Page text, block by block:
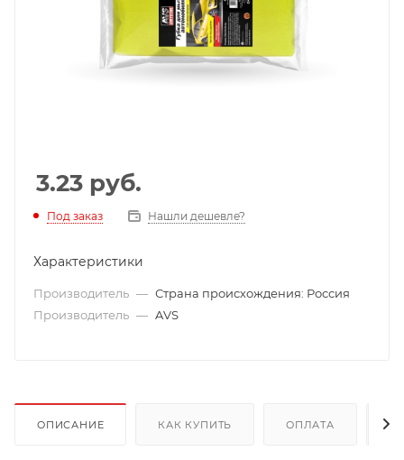
3.23 руб.
Под заказ Нашли дешевле?
Характеристики
Производитель — Страна происхождения: Россия
Производитель — AVS
ОПИСАНИЕ КАК КУПИТЬ ОПЛАТА